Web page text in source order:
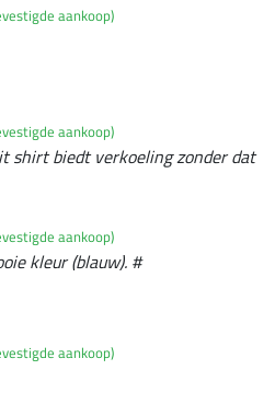
aankoop)
aankoop)
shirt biedt verkoeling zonder dat
aankoop)
kleur (blauw). #
aankoop)